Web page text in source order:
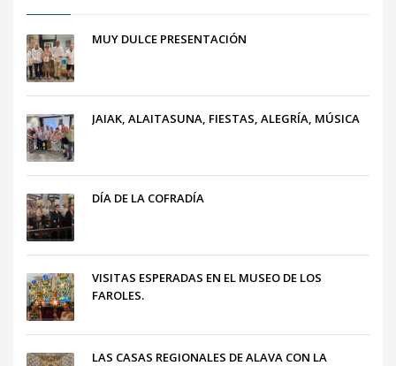
MUY DULCE PRESENTACIÓN
JAIAK, ALAITASUNA, FIESTAS, ALEGRÍA, MÚSICA
DÍA DE LA COFRADÍA
VISITAS ESPERADAS EN EL MUSEO DE LOS
FAROLES.
LAS CASAS REGIONALES DE ALAVA CON LA